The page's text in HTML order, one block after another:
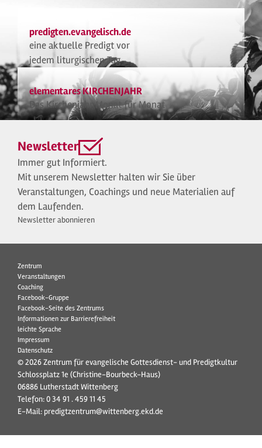
predigten.evangelisch.de
eine aktuelle Predigt vor
jedem liturgischen Tag
elementares KIRCHENJAHR
Das Kirchenjahr Monat für Monat
Newsletter
Immer gut Informiert.
Mit unserem Newsletter halten wir Sie über
Veranstaltungen, Coachings und neue Materialien auf
dem Laufenden.
Newsletter abonnieren
Zentrum
Veranstaltungen
Coaching
Facebook-Gruppe
Facebook-Seite des Zentrums
Informationen zur Barrierefreiheit
leichte Sprache
Impressum
Datenschutz
© 2026 Zentrum für evangelische Gottesdienst- und Predigtkultur
Schlossplatz 1e (Christine-Bourbeck-Haus)
06886 Lutherstadt Wittenberg
Telefon:0 34 91 . 459 11 45
E-Mail: predigtzentrum@wittenberg.ekd.de